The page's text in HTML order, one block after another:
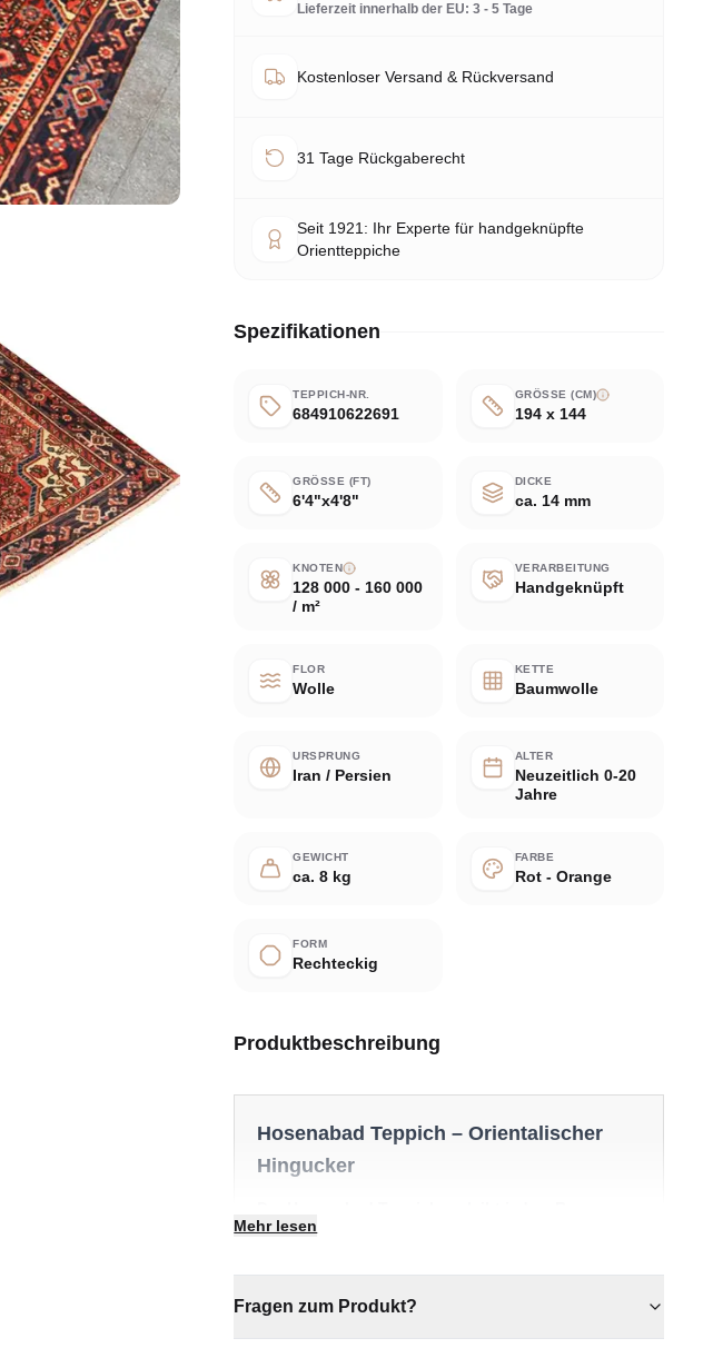
Lieferzeit innerhalb der EU: 3 - 5 Tage
Kostenloser Versand & Rückversand
31 Tage Rückgaberecht
Seit 1921: Ihr Experte für handgeknüpfte
Orientteppiche
Spezifikationen
TEPPICH-NR.
684910622691
GRÖSSE (CM)
194 x 144
GRÖSSE (FT)
6'4"x4'8"
DICKE
ca. 14 mm
KNOTEN
128 000 - 160 000
/ m²
VERARBEITUNG
Handgeknüpft
FLOR
Wolle
KETTE
Baumwolle
URSPRUNG
Iran / Persien
ALTER
Neuzeitlich 0-20
Jahre
GEWICHT
ca. 8 kg
FARBE
Rot - Orange
FORM
Rechteckig
Produktbeschreibung
Hosenabad Teppich – Orientalischer
Hingucker
zeitlosen Charakter und stille Eleganz. Ein
✔ Verleiht jedem Raum gemütliche Eleganz
Mehr lesen
Fragen zum Produkt?